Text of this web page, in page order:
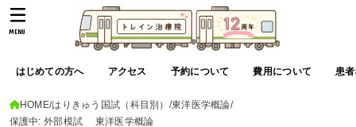
はじめての方へ アクセス 予約について 費用について 患
MENU
HOME はりきゅう国試（科目別）
東洋医学概論
保護中: 外部模試 東洋医学概論